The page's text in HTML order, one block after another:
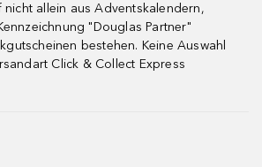
allein aus Adventskalendern,
"Douglas Partner"
bestehen. Keine Auswahl
Click & Collect Express